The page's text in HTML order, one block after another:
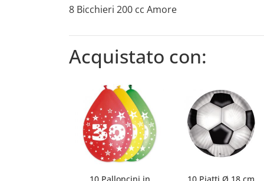
8 Bicchieri 200 cc Amore
Acquistato con: